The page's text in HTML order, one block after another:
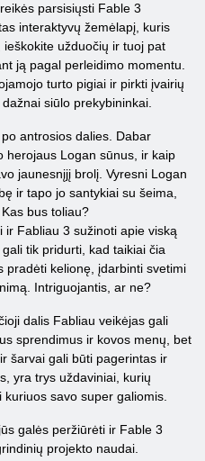
parsisiųsti Fable 3
interaktyvų žemėlapį, kuris
užduočių ir tuoj pat
ją pagal perleidimo momentu.
turto pigiai ir pirkti įvairių
siūlo prekybininkai.
antrosios dalies. Dabar
herojaus Logan sūnus, ir kaip
jaunesnįjį brolį. Vyresni Logan
ir tapo jo santykiai su šeima,
bus toliau?
ir Fabliau 3 sužinoti apie viską
tik pridurti, kad taikiai čia
pradėti kelionę, įdarbinti svetimi
Intriguojantis, ar ne?
dalis Fabliau veikėjas gali
sprendimus ir kovos menų, bet
šarvai gali būti pagerintas ir
yra trys uždaviniai, kurių
savo super galiomis.
galės peržiūrėti ir Fable 3
projekto naudai.